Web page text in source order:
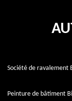
Société de ravalement
Peinture de bâtiment